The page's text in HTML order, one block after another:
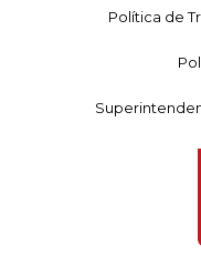
Política de